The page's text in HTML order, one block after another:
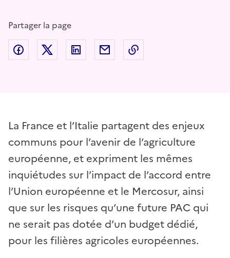
Partager la page
Partager sur Facebook
Partager sur Twitter
Partager sur LinkedIn
Partager par email
La France et l’Italie partagent des enjeux
communs pour l’avenir de l’agriculture
européenne, et expriment les mêmes
inquiétudes sur l’impact de l’accord entre
l’Union européenne et le Mercosur, ainsi
que sur les risques qu’une future PAC qui
ne serait pas dotée d’un budget dédié,
pour les filières agricoles européennes.